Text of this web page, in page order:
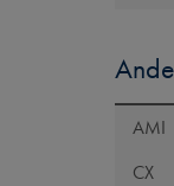
AMI
CX